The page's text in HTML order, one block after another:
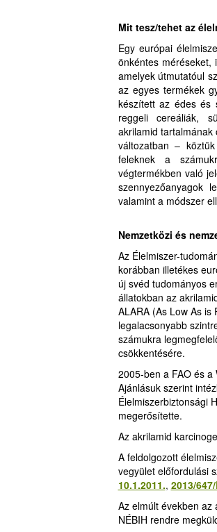
Mit tesz/tehet az
Egy európai
önkéntes méréseket,
amelyek útmutatóul
az egyes termékek
készített az édes és
reggeli cereáliák,
akrilamid tartalmának
változatban –
feleknek a
végtermékben való
szennyezőanyagok
valamint a módszer
Nemzetközi és
Az Élelmiszer-
korábban illetékes
új svéd tudományos
állatokban az
ALARA (As Low As
legalacsonyabb
számukra
csökkentésére.
2005-ben a FAO és a
Ajánlásuk szerint
Élelmiszerbiztonsági
megerősítette.
Az akrilamid
A feldolgozott
vegyület előfordulási
10.1.2011., 2013/
Az elmúlt években az
NÉBIH rendre